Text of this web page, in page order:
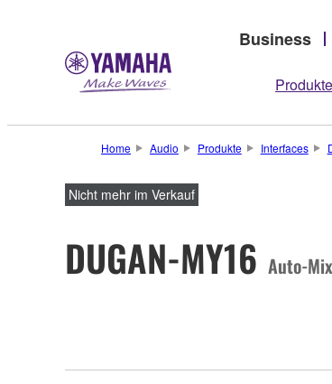
Business
Produkte
Home Audio Produkte Interfaces
Nicht mehr im Verkauf
DUGAN-MY16 Auto-